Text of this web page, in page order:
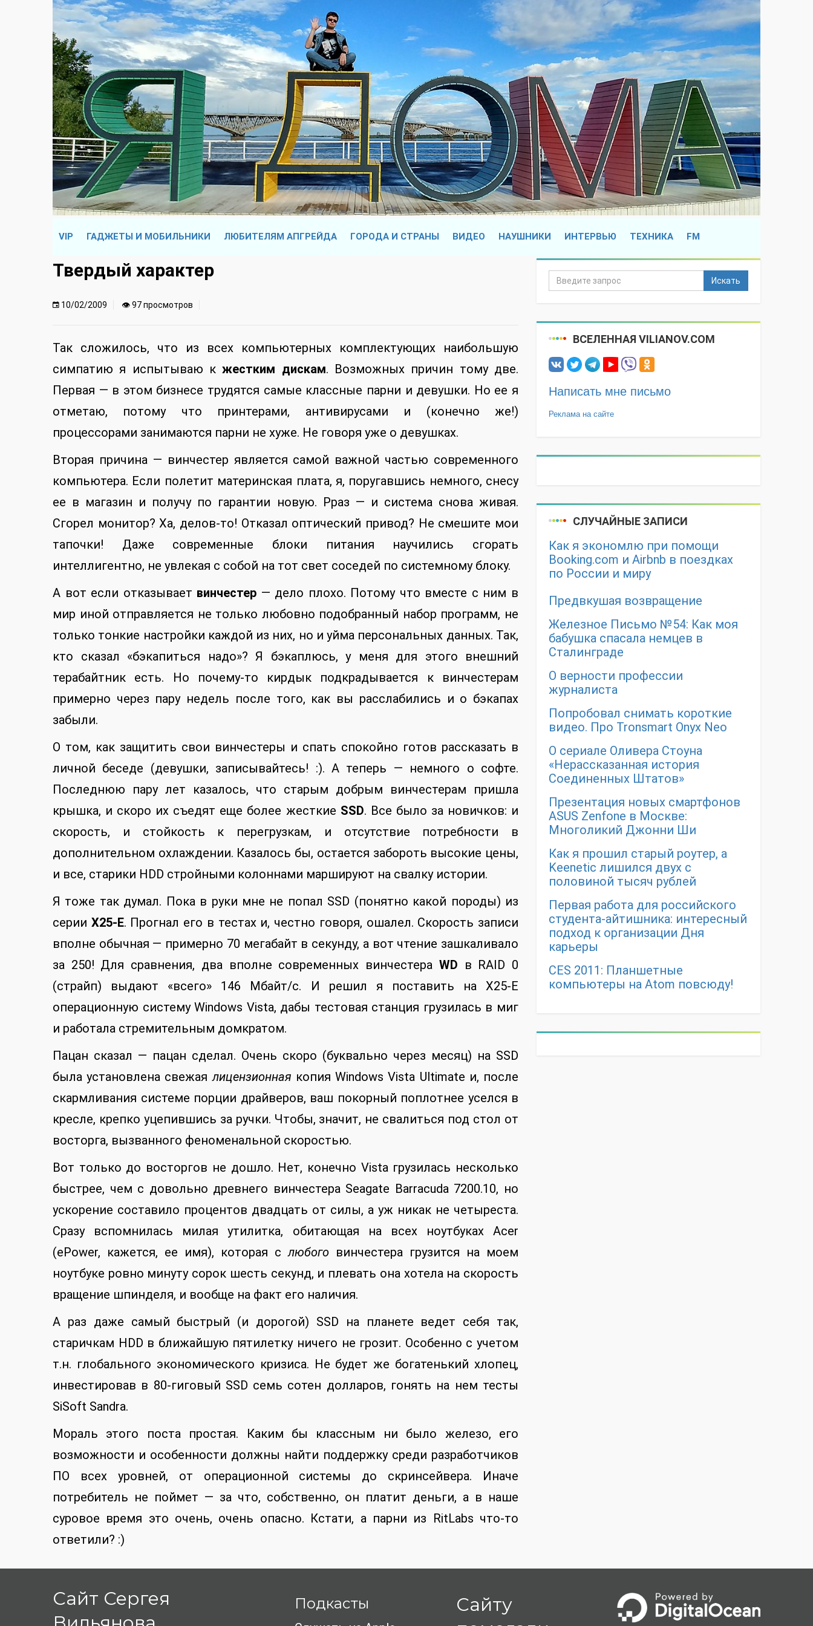
VIP ГАДЖЕТЫ И МОБИЛЬНИКИ ЛЮБИТЕЛЯМ АПГРЕЙДА ГОРОДА И СТРАНЫ ВИДЕО НАУШНИКИ ИНТЕРВЬЮ ТЕХНИКА FM
Твердый характер
10/02/2009 👁 97 просмотров
Так сложилось, что из всех компьютерных комплектующих наибольшую
симпатию я испытываю кжестким дискам. Возможных причин тому две.
Первая — в этом бизнесе трудятся самые классные парни и девушки. Но ее я
отметаю, потому что принтерами, антивирусами и (конечно же!)
процессорами занимаются парни не хуже. Не говоря уже о девушках.
Вторая причина — винчестер является самой важной частью современного
компьютера. Если полетит материнская плата, я, поругавшись немного, снесу
ее в магазин и получу по гарантии новую. Рраз — и система снова живая.
Сгорел монитор? Ха, делов-то! Отказал оптический привод? Не смешите мои
тапочки! Даже современные блоки питания научились сгорать
интеллигентно, не увлекая с собой на тот свет соседей по системному блоку.
А вот если отказывает винчестер — дело плохо. Потому что вместе с ним в
мир иной отправляется не только любовно подобранный набор программ, не
только тонкие настройки каждой из них, но и уйма персональных данных. Так,
кто сказал «бэкапиться надо»? Я бэкаплюсь, у меня для этого внешний
терабайтник есть. Но почему-то кирдык подкрадывается к винчестерам
примерно через пару недель после того, как вы расслабились и о бэкапах
забыли.
О том, как защитить свои винчестеры и спать спокойно готов рассказать в
личной беседе (девушки, записывайтесь! :). А теперь — немного о софте.
Последнюю пару лет казалось, что старым добрым винчестерам пришла
крышка, и скоро их съедят еще более жесткие SSD. Все было за новичков: и
скорость, и стойкость к перегрузкам, и отсутствие потребности в
дополнительном охлаждении. Казалось бы, остается забороть высокие цены,
и все, старики HDD стройными колоннами маршируют на свалку истории.
Я тоже так думал. Пока в руки мне не попал SSD (понятно какой породы) из
серии X25-E. Прогнал его в тестах и, честно говоря, ошалел. Скорость записи
вполне обычная — примерно 70 мегабайт в секунду, а вот чтение зашкаливало
за 250! Для сравнения, два вполне современных винчестера WD в RAID 0
(страйп) выдают «всего» 146 Мбайт/с. И решил я поставить на X25-E
операционную систему Windows Vista, дабы тестовая станция грузилась в миг
и работала стремительным домкратом.
Пацан сказал — пацан сделал. Очень скоро (буквально через месяц) на SSD
была установлена свежаялицензионная копия Windows Vista Ultimate и, после
скармливания системе порции драйверов, ваш покорный поплотнее уселся в
кресле, крепко уцепившись за ручки. Чтобы, значит, не свалиться под стол от
восторга, вызванного феноменальной скоростью.
Вот только до восторгов не дошло. Нет, конечно Vista грузилась несколько
быстрее, чем с довольно древнего винчестера Seagate Barracuda 7200.10, но
ускорение составило процентов двадцать от силы, а уж никак не четыреста.
Сразу вспомнилась милая утилитка, обитающая на всех ноутбуках Acer
(ePower, кажется, ее имя), которая слюбого винчестера грузится на моем
ноутбуке ровно минуту сорок шесть секунд, и плевать она хотела на скорость
вращение шпинделя, и вообще на факт его наличия.
А раз даже самый быстрый (и дорогой) SSD на планете ведет себя так,
старичкам HDD в ближайшую пятилетку ничего не грозит. Особенно с учетом
т.н. глобального экономического кризиса. Не будет же богатенький хлопец,
инвестировав в 80-гиговый SSD семь сотен долларов, гонять на нем тесты
SiSoft Sandra.
Мораль этого поста простая. Каким бы классным ни было железо, его
возможности и особенности должны найти поддержку среди разработчиков
ПО всех уровней, от операционной системы до скринсейвера. Иначе
потребитель не поймет — за что, собственно, он платит деньги, а в наше
суровое время это очень, очень опасно. Кстати, а парни из RitLabs что-то
ответили? :)
Искать
ВСЕЛЕННАЯ VILIANOV.COM
Написать мне письмо
Реклама на сайте
СЛУЧАЙНЫЕ ЗАПИСИ
Как я экономлю при помощи
Booking.com и Airbnb в поездках
по России и миру
Предвкушая возвращение
Железное Письмо №54: Как моя
бабушка спасала немцев в
Сталинграде
О верности профессии
журналиста
Попробовал снимать короткие
видео. Про Tronsmart Onyx Neo
О сериале Оливера Стоуна
«Нерассказанная история
Соединенных Штатов»
Презентация новых смартфонов
ASUS Zenfone в Москве:
Многоликий Джонни Ши
Как я прошил старый роутер, а
Keenetic лишился двух с
половиной тысяч рублей
Первая работа для российского
студента-айтишника: интересный
подход к организации Дня
карьеры
CES 2011: Планшетные
компьютеры на Atom повсюду!
Сайт Сергея
Подкасты
Сайту